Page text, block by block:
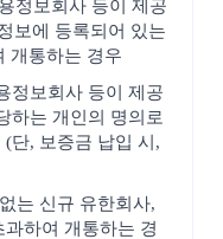
정보회사 등이 제공
보에 등록되어 있는
개통하는 경우
정보회사 등이 제공
하는 개인의 명의로
단, 보증금 납입 시,
는 신규 유한회사,
하여 개통하는 경